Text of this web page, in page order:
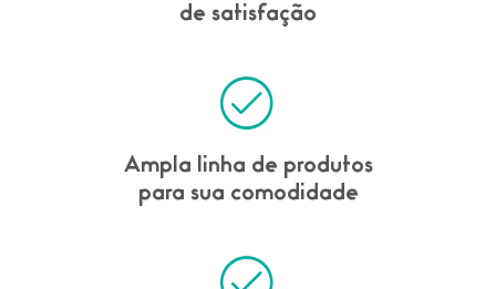
de satisfação
Ampla linha de produtos
para sua comodidade